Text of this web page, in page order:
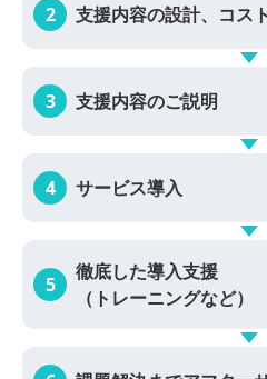
2 支援内容の設計、 コス
3 支援内容のご説明
4 サービス導入
5
徹底した導入支援
（トレーニングなど）